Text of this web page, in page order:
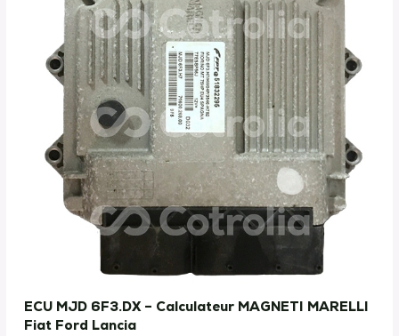
ECU MJD 6F3.DX – Calculateur MAGNETI MARELLI
Fiat Ford Lancia